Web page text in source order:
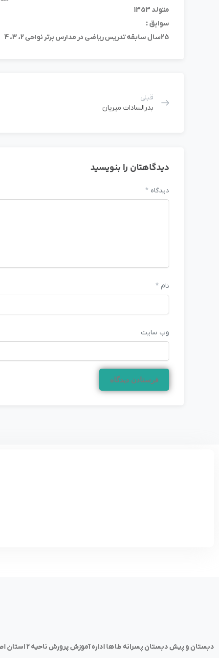
متولد 1353
سوابق :
25سال سابقه تدريس رياضی در مدارس برتر نواحی 2، 3، 4
قبلی
بدرالسادات میریان
دیدگاهتان را بنویسید
دیدگاه *
نام *
وب‌ سایت
دبستان و پیش دبستان پسرانه طاها اداره آموزش پرورش ناحیه 2 استان اصفهان